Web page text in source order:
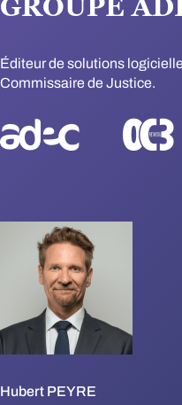
GROUPE
Éditeur de solutions
Commissaire de Justice.
Hubert PEYRE